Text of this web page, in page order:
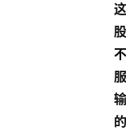
这
股
不
服
输
的